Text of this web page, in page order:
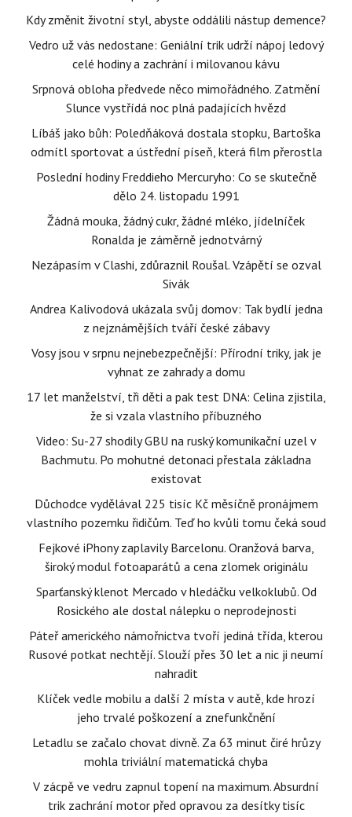
Kdy změnit životní styl, abyste oddálili nástup demence?
Vedro už vás nedostane: Geniální trik udrží nápoj ledový
celé hodiny a zachrání i milovanou kávu
Srpnová obloha předvede něco mimořádného. Zatmění
Slunce vystřídá noc plná padajících hvězd
Líbáš jako bůh: Poledňáková dostala stopku, Bartoška
odmítl sportovat a ústřední píseň, která film přerostla
Poslední hodiny Freddieho Mercuryho: Co se skutečně
dělo 24. listopadu 1991
Žádná mouka, žádný cukr, žádné mléko, jídelníček
Ronalda je záměrně jednotvárný
Nezápasím v Clashi, zdůraznil Roušal. Vzápětí se ozval
Sivák
Andrea Kalivodová ukázala svůj domov: Tak bydlí jedna
z nejznámějších tváří české zábavy
Vosy jsou v srpnu nejnebezpečnější: Přírodní triky, jak je
vyhnat ze zahrady a domu
17 let manželství, tři děti a pak test DNA: Celina zjistila,
že si vzala vlastního příbuzného
Video: Su-27 shodily GBU na ruský komunikační uzel v
Bachmutu. Po mohutné detonaci přestala základna
existovat
Důchodce vydělával 225 tisíc Kč měsíčně pronájmem
vlastního pozemku řidičům. Teď ho kvůli tomu čeká soud
Fejkové iPhony zaplavily Barcelonu. Oranžová barva,
široký modul fotoaparátů a cena zlomek originálu
Sparťanský klenot Mercado v hledáčku velkoklubů. Od
Rosického ale dostal nálepku o neprodejnosti
Páteř amerického námořnictva tvoří jediná třída, kterou
Rusové potkat nechtějí. Slouží přes 30 let a nic ji neumí
nahradit
Klíček vedle mobilu a další 2 místa v autě, kde hrozí
jeho trvalé poškození a znefunkčnění
Letadlu se začalo chovat divně. Za 63 minut čiré hrůzy
mohla triviální matematická chyba
V zácpě ve vedru zapnul topení na maximum. Absurdní
trik zachrání motor před opravou za desítky tisíc